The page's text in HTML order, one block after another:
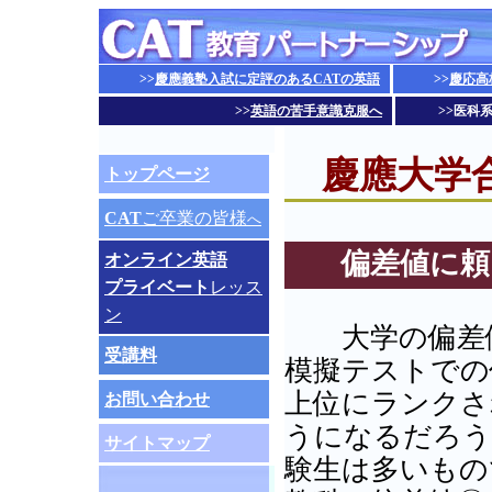
>>慶應義塾入試に定評のあるCATの英語 >>慶応
>>英語の苦手意識克服へ >>医科
トップページ
CATご卒業の皆様へ
オンライン英語
プライベート レッス
ン
受講料
お問い合わせ
サイトマップ
慶應大学
偏差値に
大学の偏差
模擬テストで
上位にランク
うになるだろ
験生は多いも